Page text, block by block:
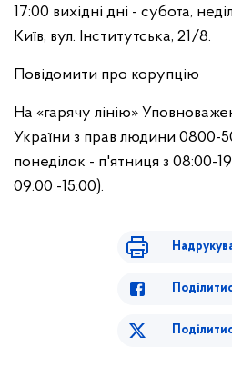
17:00 вихідні дні - субота,
Київ, вул. Інститутська, 21/8.
Повідомити про корупцію
На «гарячу лінію»
України з прав людини 0800-
понеділок - п'ятниця з 08:00-
09:00 -15:00).